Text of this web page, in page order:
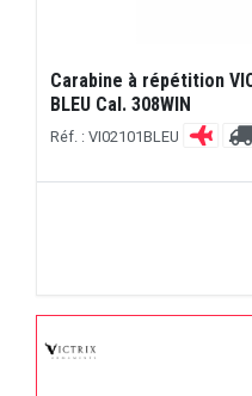
Carabine à répétition
BLEU Cal. 308WIN
Réf. : VI02101BLEU